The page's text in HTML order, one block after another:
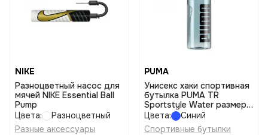
NIKE
Разноцветный насос для
мячей NIKE Essential Ball
Pump
Цвета:
Разноцветный
Разные аксессуары
PUMA
Унисекс хаки спортивная
бутылка PUMA TR
Sportstyle Water размер
osfa
Цвета:
Синий
Спортивные бутылки